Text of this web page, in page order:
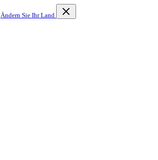
Ändern Sie Ihr Land